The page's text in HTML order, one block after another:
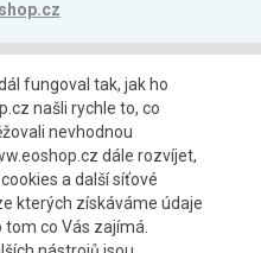
platby
dopravy
fungoval tak, jak ho
našli rychle to, co
nevhodnou
dále rozvíjet,
a další síťové
kterých získáváme údaje
co Vás zajímá.